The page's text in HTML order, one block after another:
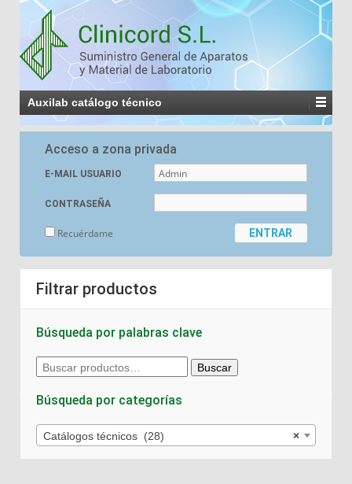
Auxilab catálogo técnico
Acceso a zona privada
E-MAIL USUARIO
CONTRASEÑA
Recuérdame
Filtrar productos
Búsqueda por palabras clave
Buscar
por:
Buscar
Búsqueda por categorías
×
Catálogos técnicos (28)